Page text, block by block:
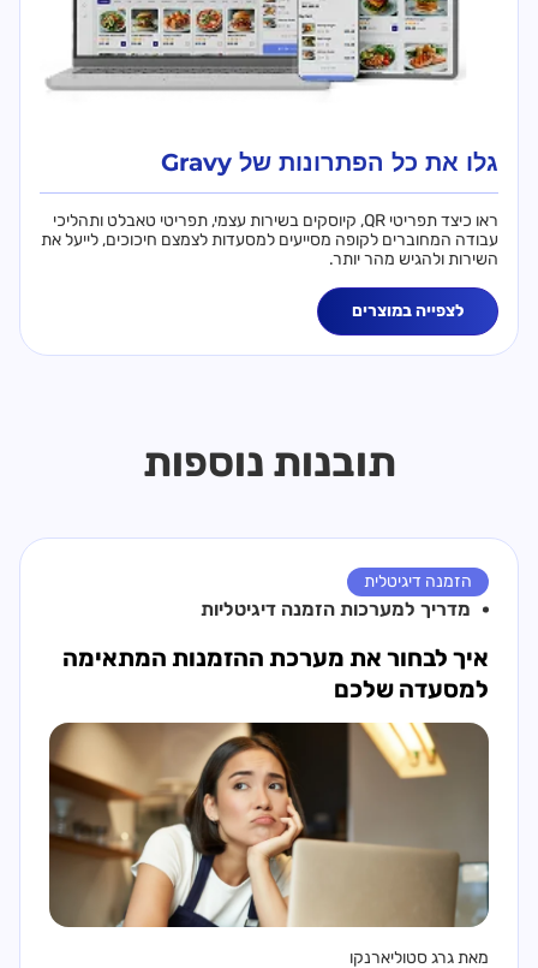
גלו את כל הפתרונות של Gravy
ראו כיצד תפריטי QR, קיוסקים בשירות עצמי, תפריטי טאבלט ותהליכי
עבודה המחוברים לקופה מסייעים למסעדות לצמצם חיכוכים, לייעל את
השירות ולהגיש מהר יותר.
לצפייה במוצרים
תובנות נוספות
הזמנה דיגיטלית
מדריך למערכות הזמנה דיגיטליות
איך לבחור את מערכת ההזמנות המתאימה
למסעדה שלכם
מאת גרג סטוליארנקו